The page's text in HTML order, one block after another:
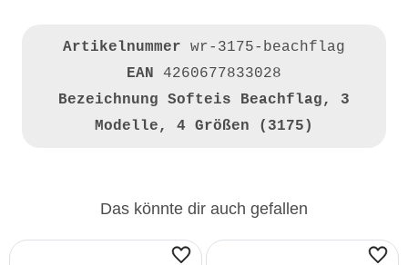
Artikelnummer wr-3175-beachflag
EAN 4260677833028
Bezeichnung Softeis Beachflag, 3
Modelle, 4 Größen (3175)
Das könnte dir auch gefallen